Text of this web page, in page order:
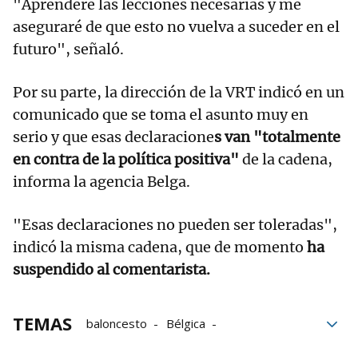
"Aprenderé las lecciones necesarias y me
aseguraré de que esto no vuelva a suceder en el
futuro", señaló.
Por su parte, la dirección de la VRT indicó en un
comunicado que se toma el asunto muy en
serio y que esas declaraciones van "totalmente
en contra de la política positiva" de la cadena,
informa la agencia Belga.
"Esas declaraciones no pueden ser toleradas",
indicó la misma cadena, que de momento ha
suspendido al comentarista.
TEMAS baloncesto
Bélgica